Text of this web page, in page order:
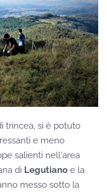
trincea, si è potuto
e meno
salienti nell'area
di Legutiano e la
messo sotto la